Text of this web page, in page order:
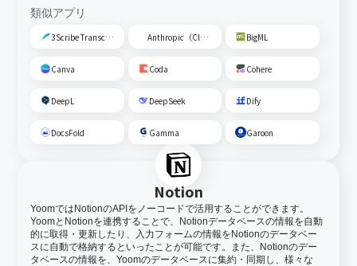
類似アプリ
3Scribe Transcription Anthropic（Claude） BigML
Canva Coda Cohere
DeepL DeepSeek Dify
DocsFold Gamma Garoon
Notion
YoomではNotionのAPIをノーコードで活用することができます。
YoomとNotionを連携することで、Notionデータベースの情報を自動
的に取得・更新したり、入力フォームの情報をNotionのデータベー
スに自動で格納するといったことが可能です。また、Notionのデー
タベースの情報を、Yoomのデータベースに集約・同期し、様々な